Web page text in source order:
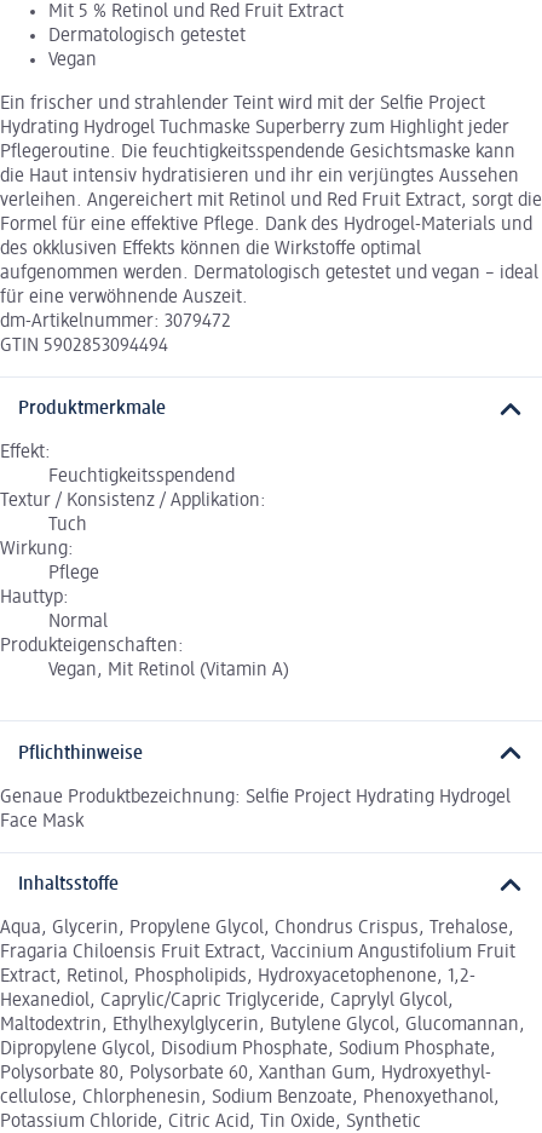
Mit 5 % Retinol und Red Fruit Extract
Dermatologisch getestet
Vegan
Ein frischer und strahlender Teint wird mit der Selfie Project
Hydrating Hydrogel Tuchmaske Superberry zum Highlight jeder
Pflegeroutine. Die feuchtigkeitsspendende Gesichtsmaske kann
die Haut intensiv hydratisieren und ihr ein verjüngtes Aussehen
verleihen. Angereichert mit Retinol und Red Fruit Extract, sorgt die
Formel für eine effektive Pflege. Dank des Hydrogel-Materials und
des okklusiven Effekts können die Wirkstoffe optimal
aufgenommen werden. Dermatologisch getestet und vegan – ideal
für eine verwöhnende Auszeit.
dm-Artikelnummer: 3079472
GTIN 5902853094494
Produktmerkmale
Effekt:
Feuchtigkeitsspendend
Textur / Konsistenz / Applikation:
Tuch
Wirkung:
Pflege
Hauttyp:
Normal
Produkteigenschaften:
Vegan, Mit Retinol (Vitamin A)
Pflichthinweise
Genaue Produktbezeichnung: Selfie Project Hydrating Hydrogel
Face Mask
Inhaltsstoffe
Aqua, Glycerin, Propylene Glycol, Chondrus Crispus, Trehalose,
Fragaria Chiloensis Fruit Extract, Vaccinium Angustifolium Fruit
Extract, Retinol, Phospholipids, Hydroxyace­tophenone, 1,2-
Hexanediol, Caprylic/Capric Triglyceride, Caprylyl Glycol,
Maltodextrin, Ethylhexylglycerin, Butylene Glycol, Glucomannan,
Dipropylene Glycol, Disodium Phosphate, Sodium Phosphate,
Polysorbate 80, Polysorbate 60, Xanthan Gum, Hydroxyethyl­
cellulose, Chlorphenesin, Sodium Benzoate, Phenoxyethanol,
Potassium Chloride, Citric Acid, Tin Oxide, Synthetic